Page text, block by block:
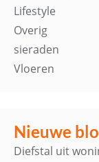
Lifestyle
Overig
sieraden
Vloeren
Nieuwe
Diefstal uit